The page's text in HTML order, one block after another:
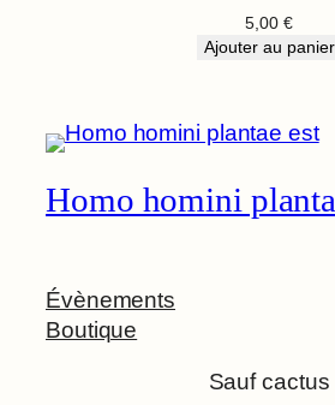
5,00 €
Ajouter au panier
Homo homini
Évènements
Boutique
Sauf cactus